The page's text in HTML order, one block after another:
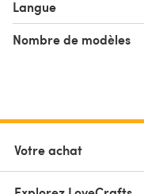
Langue
Nombre de modèles
Votre achat